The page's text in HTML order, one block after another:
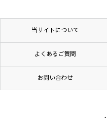
当サイトについて
よくあるご質問
お問い合わせ